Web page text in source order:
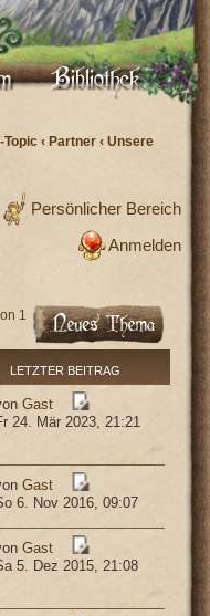
Topic ‹ Partner ‹ Unsere
Persönlicher Bereich
Anmelden
1
LETZTER BEITRAG
Gast
24. Mär 2023, 21:21
Gast
6. Nov 2016, 09:07
Gast
5. Dez 2015, 21:08